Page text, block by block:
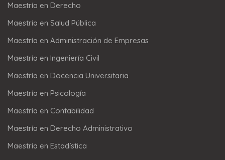
Maestría en Derecho
Maestría en Salud Pública
Maestría en Administración de Empresas
Maestría en Ingeniería Civil
Maestría en Docencia Universitaria
Maestría en Psicología
Maestría en Contabilidad
Maestría en Derecho Administrativo
Maestría en Estadística